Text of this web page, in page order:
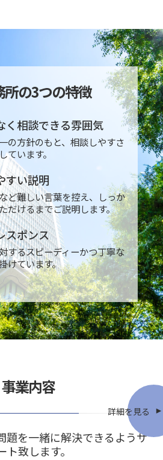
所の3つの特徴
く相談できる雰囲気
の方針のもと、相談しやすさ
ています。
すい説明
ど難しい言葉を控え、しっか
だけるまでご説明します。
スポンス
するスピーディーかつ丁寧な
けています。
事業内容
題を一緒に解決できるようサ
ト致します。
詳細を見る